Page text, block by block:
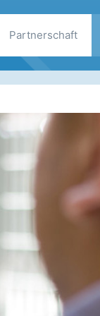
Partnerschaft